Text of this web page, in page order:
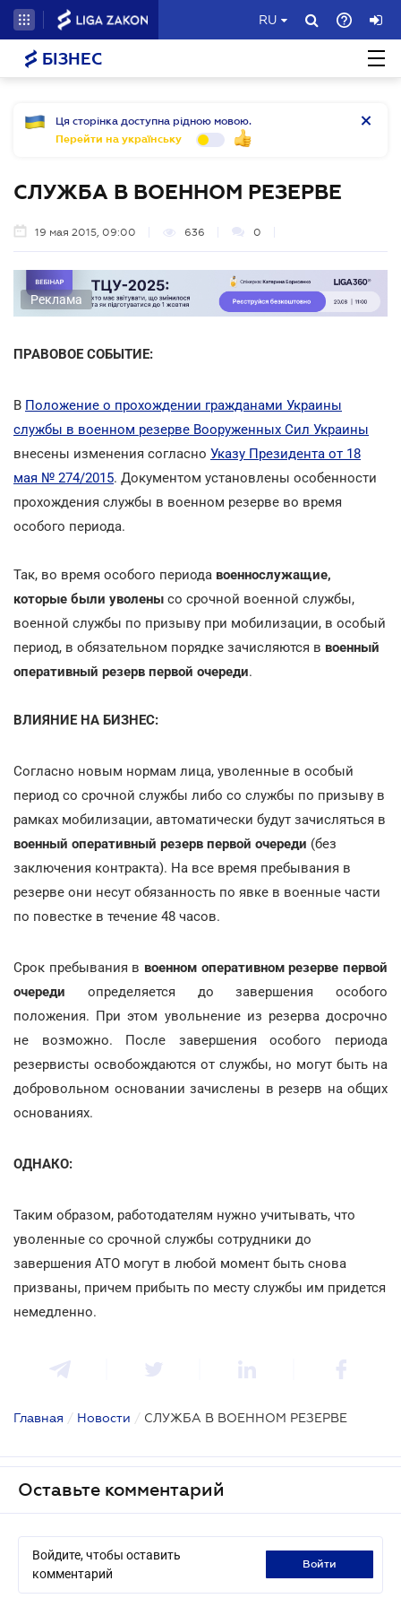
RU
БІЗНЕС
Ця сторінка доступна рідною мовою.
Перейти на українську
СЛУЖБА В ВОЕННОМ РЕЗЕРВЕ
19 мая 2015, 09:00 636 0
Реклама
ПРАВОВОЕ СОБЫТИЕ:
В Положение о прохождении гражданами Украины
службы в военном резерве Вооруженных Сил Украины
внесены изменения согласно Указу Президента от 18
мая № 274/2015. Документом установлены особенности
прохождения службы в военном резерве во время
особого периода.
Так, во время особого периода военнослужащие,
которые были уволены со срочной военной службы,
военной службы по призыву при мобилизации, в особый
период, в обязательном порядке зачисляются в военный
оперативный резерв первой очереди.
ВЛИЯНИЕ НА БИЗНЕС:
Согласно новым нормам лица, уволенные в особый
период со срочной службы либо со службы по призыву в
рамках мобилизации, автоматически будут зачисляться в
военный оперативный резерв первой очереди (без
заключения контракта). На все время пребывания в
резерве они несут обязанность по явке в военные части
по повестке в течение 48 часов.
Срок пребывания в военном оперативном резерве первой
очереди определяется до завершения особого
положения. При этом увольнение из резерва досрочно
не возможно. После завершения особого периода
резервисты освобождаются от службы, но могут быть на
добровольном основании зачислены в резерв на общих
основаниях.
ОДНАКО:
Таким образом, работодателям нужно учитывать, что
уволенные со срочной службы сотрудники до
завершения АТО могут в любой момент быть снова
призваны, причем прибыть по месту службы им придется
немедленно.
Главная / Новости / СЛУЖБА В ВОЕННОМ РЕЗЕРВЕ
Оставьте комментарий
Войдите, чтобы оставить
комментарий
войти